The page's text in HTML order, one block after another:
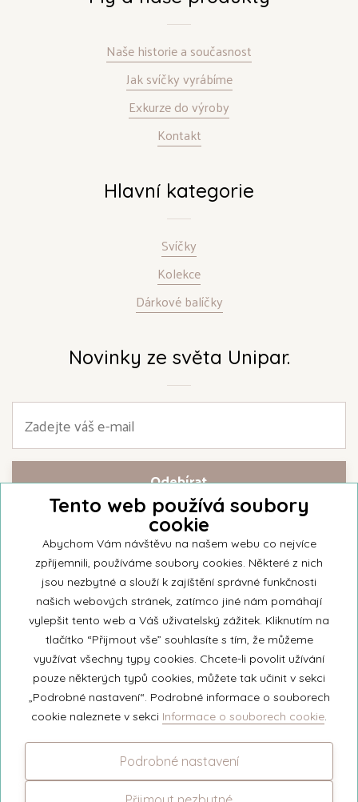
Naše historie a současnost
Jak svíčky vyrábíme
Exkurze do výroby
Kontakt
Hlavní kategorie
Svíčky
Kolekce
Dárkové balíčky
Novinky ze světa Unipar.
Přihlašte se k našemu newsletteru a buďte jako první informováni o
nejnovějších kolekcích svíček a aktualitách z rodinné firmy Unipar.
© 2026 Unipar
+420 571 651 531
eshop@unipar.cz
Facebook
Instagram
Tento web používá soubory
cookie
Abychom Vám návštěvu na našem webu co nejvíce
zpříjemnili, používáme soubory cookies. Některé z nich
jsou nezbytné a slouží k zajíštění správné funkčnosti
našich webových stránek, zatímco jiné nám pomáhají
vylepšit tento web a Váš uživatelský zážitek. Kliknutím na
tlačítko “Přijmout vše” souhlasíte s tím, že můžeme
využívat všechny typy cookies. Chcete-li povolit užívání
pouze některých typů cookies, můžete tak učinit v sekci
„Podrobné nastavení“. Podrobné informace o souborech
cookie naleznete v sekci Informace o souborech cookie.
Podrobné nastavení